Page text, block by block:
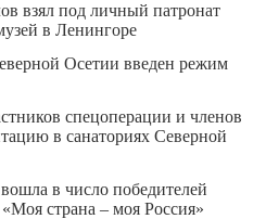
взял под личный патронат
в Ленингоре
Осетии введен режим
спецоперации и членов
в санаториях Северной
в число победителей
страна – моя Россия»